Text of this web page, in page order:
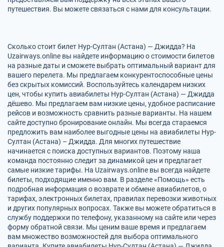
путешествия. Вы можете связаться с нами для консультации.
Сколько стоит билет Нур-Султан (Астана) — Джидда? На
Uzairways.online вы найдете информацию о стоимости билетов
на разные даты и сможете выбрать оптимальный вариант для
вашего перелета. Мы предлагаем конкурентоспособные цены
без скрытых комиссий. Воспользуйтесь календарем низких
цен, чтобы купить авиабилеты Нур-Султан (Астана) — Джидда
дёшево. Мы предлагаем вам низкие цены, удобное расписание
рейсов и возможность сравнить разные варианты. На нашем
сайте доступно бронирование онлайн. Мы всегда стараемся
предложить вам наиболее выгодные цены на авиабилеты Нур-
Султан (Астана) – Джидда. Для многих путешествие
начинается с поиска доступных вариантов. Поэтому наша
команда постоянно следит за динамикой цен и предлагает
самые низкие тарифы. На Uzairways.online вы всегда найдете
билеты, подходящие именно вам. В разделе «Помощь» есть
подробная информация о возврате и обмене авиабилетов, о
тарифах, электронных билетах, правилах перевозки животных
и других популярных вопросах. Также вы можете обратиться в
службу поддержки по телефону, указанному на сайте или через
форму обратной связи. Мы ценим ваше время и предлагаем
вам множество возможностей для выбора оптимального